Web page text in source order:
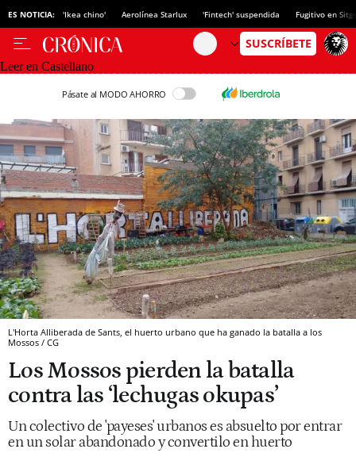
ES NOTICIA: 'Ikea chino' Aerolínea Starlux 'Fintech' suspendida Fugitivo en
Leer en Castellano
Pásate al MODO AHORRO
L'Horta Alliberada de Sants, el huerto urbano que ha ganado la batalla a los
Mossos / CG
Los Mossos pierden la batalla
contra las ‘lechugas okupas’
Un colectivo de 'payeses' urbanos es absuelto por entrar
en un solar abandonado y convertilo en huerto